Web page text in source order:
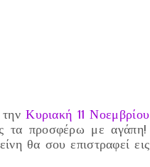
τηνΚυριακή 11 Νοεμβρίου
τα προσφέρω με αγάπη!
θα σου επιστραφεί εις